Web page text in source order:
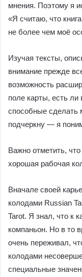
мнения. Поэтому я
«Я считаю, что
не более чем моё
Изучая тексты,
внимание прежде
возможность
поле карты, есть ли
способные сделать
подчеркну — я
Важно отметить,
хорошая рабочая
Вначале своей
колодами Russian
Tarot. Я знал, что к
компаньон. Но в то
очень переживал,
колодами
специальные